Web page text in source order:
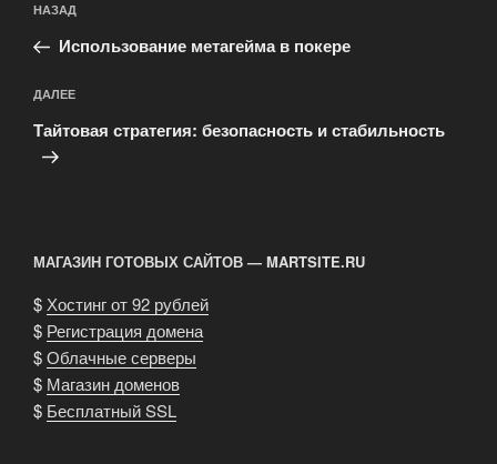
по
записям
Предыдущая
запись:
НАЗАД
Использование метагейма в покере
Следующая
запись
ДАЛЕЕ
Тайтовая стратегия: безопасность и стабильность
МАГАЗИН ГОТОВЫХ САЙТОВ — MARTSITE.RU
$Хостинг от 92 рублей
$ Регистрация домена
$Облачные серверы
$ Магазин доменов
$ Бесплатный SSL